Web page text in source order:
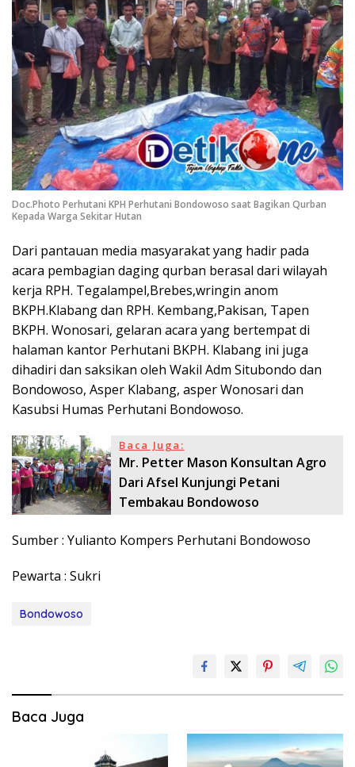
Doc.Photo Perhutani KPH Perhutani Bondowoso saat Bagikan Qurban
Kepada Warga Sekitar Hutan
Dari pantauan media masyarakat yang hadir pada
acara pembagian daging qurban berasal dari wilayah
kerja RPH. Tegalampel,Brebes,wringin anom
BKPH.Klabang dan RPH. Kembang,Pakisan, Tapen
BKPH. Wonosari, gelaran acara yang bertempat di
halaman kantor Perhutani BKPH. Klabang ini juga
dihadiri dan saksikan oleh Wakil Adm Situbondo dan
Bondowoso, Asper Klabang, asper Wonosari dan
Kasubsi Humas Perhutani Bondowoso.
Baca Juga:
Mr. Petter Mason Konsultan Agro
Dari Afsel Kunjungi Petani
Tembakau Bondowoso
Sumber : Yulianto Kompers Perhutani Bondowoso
Pewarta : Sukri
Bondowoso
Baca Juga